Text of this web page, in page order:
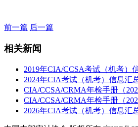
前一篇 后一篇
相关新闻
2019年CIA/CCSA考试（机考）
2024年CIA考试（机考）信息汇
CIA/CCSA/CRMA年检手册（
CIA/CCSA/CRMA年检手册（
2026年CIA考试（机考）信息汇